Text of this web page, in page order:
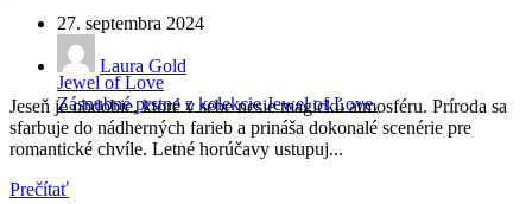
Jewel of Love
Zásnubné prstne z kolekcie Jewel of Love.
27. septembra 2024
Laura Gold
Jeseň je obdobie, ktoré v sebe nesie magickú atmosféru. Príroda sa
sfarbuje do nádherných farieb a prináša dokonalé scenérie pre
romantické chvíle. Letné horúčavy ustupuj...
Prečítať